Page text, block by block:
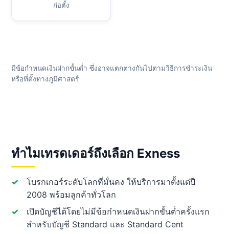
ก่อตั้ง
มีข้อกำหนดเงินฝากขั้นต่ำ ซึ่งอาจแตกต่างกันไปตามวิธีการชำระเงิน
หรือที่ตั้งทางภูมิศาสตร์
ทำไมเทรดเดอร์ถึงเลือก Exness
โบรกเกอร์ระดับโลกที่มั่นคง ให้บริการมาตั้งแต่ปี
2008 พร้อมลูกค้าทั่วโลก
เปิดบัญชีได้โดยไม่มีข้อกำหนดเงินฝากขั้นต่ำครั้งแรก
สำหรับบัญชี Standard และ Standard Cent